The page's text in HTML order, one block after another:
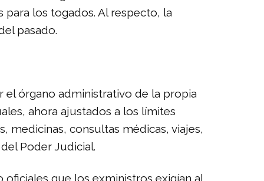
los togados. Al respecto, la
pasado.
el órgano administrativo de la propia
ahora ajustados a los límites
medicinas, consultas médicas, viajes,
Poder Judicial.
que los exministros exigían al